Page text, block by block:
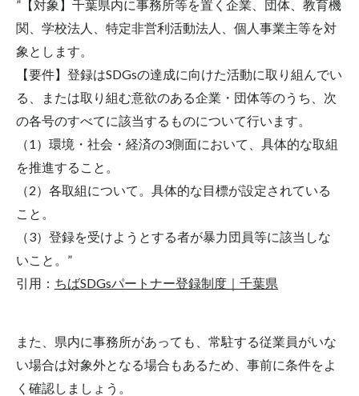
”【対象】千葉県内に事務所等を置く企業、団体、教育機
関、学校法人、特定非営利活動法人、個人事業主等を対
象とします。
【要件】登録はSDGsの達成に向けた活動に取り組んでい
る、または取り組む意欲のある企業・団体等のうち、次
の各号のすべてに該当するものについて行います。
（1）環境・社会・経済の3側面において、具体的な取組
を推進すること。
（2）各取組について。具体的な目標が設定されている
こと。
（3）登録を受けようとする者が暴力団員等に該当しな
いこと。”
引用： ちばSDGsパートナー登録制度｜千葉県
また、県内に事務所があっても、常駐する従業員がいな
い場合は対象外となる場合もあるため、事前に条件をよ
く確認しましょう。